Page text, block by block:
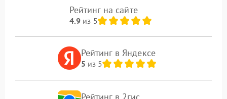
Рейтинг на сайте
4.9из 5
Рейтинг в Яндексе
5 из 5